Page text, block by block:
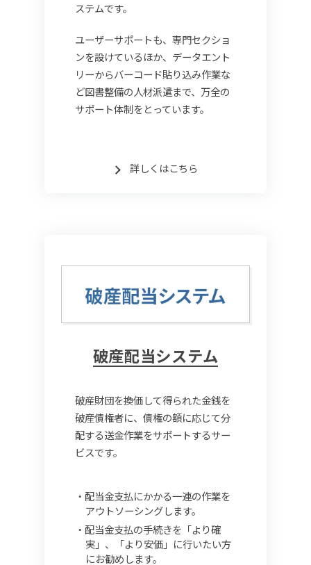
ステムです。
ユーザーサポートも、専門セクショ
ンを設けているほか、データエント
リーからバーコード貼り込み作業な
ど図書整備の人材派遣まで、万全の
サポート体制をとっています。
詳しくはこちら
破産配当システム
破産財団を換価して得られた金銭を
破産債権者に、債権の額に応じて分
配する送金作業をサポートするサー
ビスです。
配当金支払にかかる一連の作業を
アウトソーシングします。
配当金支払の手続きを「より確
実」、「より安価」に行いたい方
にお勧めします。